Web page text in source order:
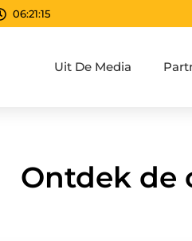
06:21:17
Uit De Media
Ontdek de